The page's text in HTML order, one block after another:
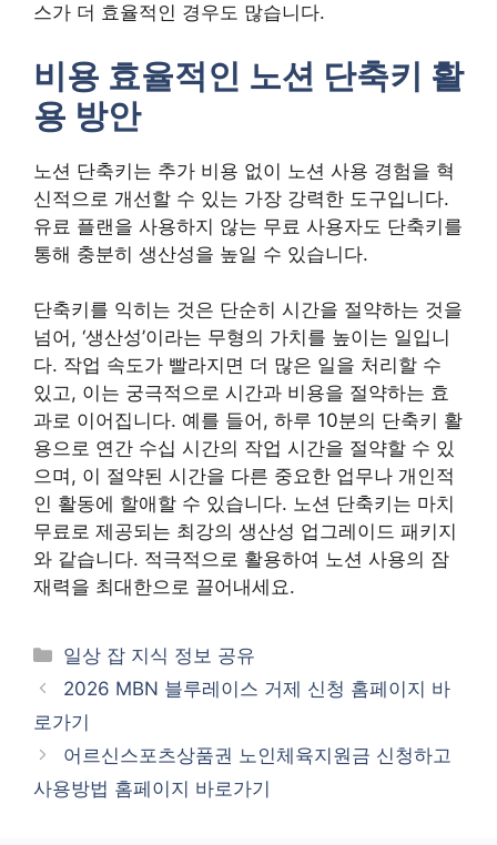
스가 더 효율적인 경우도 많습니다.
비용 효율적인 노션 단축키 활
용 방안
노션 단축키는 추가 비용 없이 노션 사용 경험을 혁
신적으로 개선할 수 있는 가장 강력한 도구입니다.
유료 플랜을 사용하지 않는 무료 사용자도 단축키를
통해 충분히 생산성을 높일 수 있습니다.
단축키를 익히는 것은 단순히 시간을 절약하는 것을
넘어, ‘생산성’이라는 무형의 가치를 높이는 일입니
다. 작업 속도가 빨라지면 더 많은 일을 처리할 수
있고, 이는 궁극적으로 시간과 비용을 절약하는 효
과로 이어집니다. 예를 들어, 하루 10분의 단축키 활
용으로 연간 수십 시간의 작업 시간을 절약할 수 있
으며, 이 절약된 시간을 다른 중요한 업무나 개인적
인 활동에 할애할 수 있습니다. 노션 단축키는 마치
무료로 제공되는 최강의 생산성 업그레이드 패키지
와 같습니다. 적극적으로 활용하여 노션 사용의 잠
재력을 최대한으로 끌어내세요.
카
테
리
일상 잡 지식 정보 공유
2026 MBN 블루레이스 거제 신청 홈페이지 바
로가기
어르신스포츠상품권 노인체육지원금 신청하고
사용방법 홈페이지 바로가기